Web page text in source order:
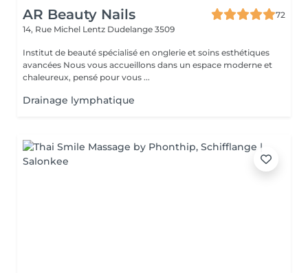
AR Beauty Nails
72
14, Rue Michel Lentz Dudelange 3509
Institut de beauté spécialisé en onglerie et soins esthétiques
avancées Nous vous accueillons dans un espace moderne et
chaleureux, pensé pour vous ...
Drainage lymphatique